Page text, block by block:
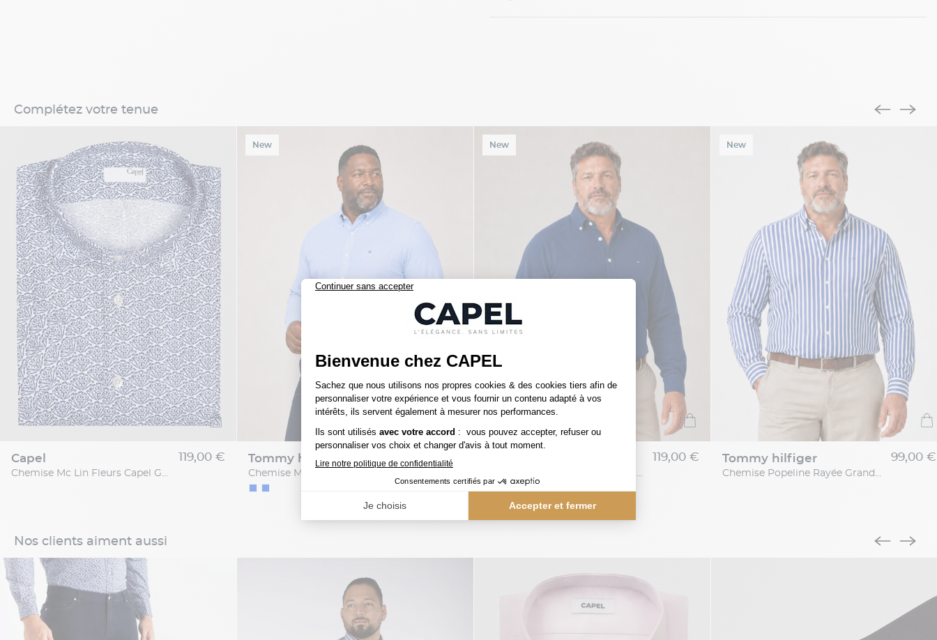
Complétez votre tenue
capel
Chemise Mc Lin Fleurs Capel Grande Taille
119,00 €
New
tommy hilfiger 119,00 €
New
Chemise Maille Piquée Grande Taille Bleue
119,00 €
New
tommy hilfiger
Chemise Popeline Rayée Grande Taille Bleue et Blanche
99,00 €
Nos clients aiment aussi